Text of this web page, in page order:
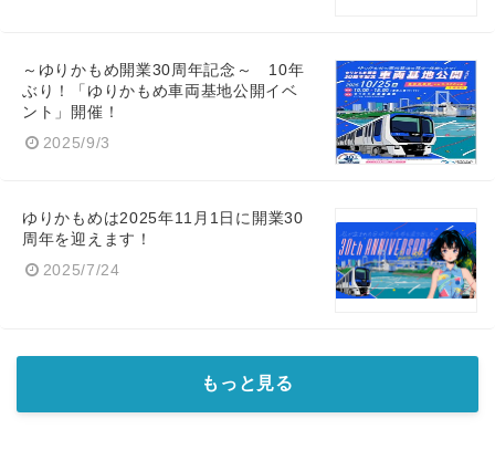
～ゆりかもめ開業30周年記念～ 10年
ぶり！「ゆりかもめ車両基地公開イベ
ント」開催！
2025/9/3
ゆりかもめは2025年11月1日に開業30
周年を迎えます！
2025/7/24
もっと見る